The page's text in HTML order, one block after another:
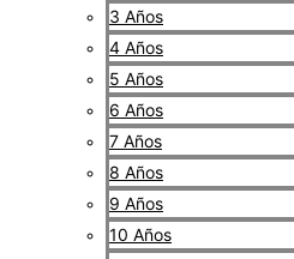
3 Años
4 Años
5 Años
6 Años
7 Años
8 Años
9 Años
10 Años